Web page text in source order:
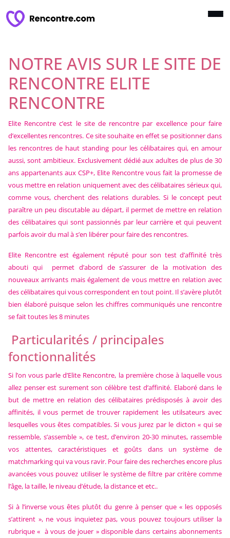
NOTRE AVIS SUR LE SITE DE
RENCONTRE ELITE
RENCONTRE
Elite Rencontre c’est le site de rencontre par excellence pour faire
d’excellentes rencontres. Ce site souhaite en effet se positionner dans
les rencontres de haut standing pour les célibataires qui, en amour
aussi, sont ambitieux. Exclusivement dédié aux adultes de plus de 30
ans appartenants aux CSP+, Elite Rencontre vous fait la promesse de
vous mettre en relation uniquement avec des célibataires sérieux qui,
comme vous, cherchent des relations durables. Si le concept peut
paraître un peu discutable au départ, il permet de mettre en relation
des célibataires qui sont passionnés par leur carrière et qui peuvent
parfois avoir du mal à s’en libérer pour faire des rencontres.
Elite Rencontre est également réputé pour son test d’affinité très
abouti qui permet d’abord de s’assurer de la motivation des
nouveaux arrivants mais également de vous mettre en relation avec
des célibataires qui vous correspondent en tout point. Il s’avère plutôt
bien élaboré puisque selon les chiffres communiqués une rencontre
se fait toutes les 8 minutes
/ principales
fonctionnalités
Si l’on vous parle d’Elite Rencontre, la première chose à laquelle vous
allez penser est surement son célèbre test d’affinité. Elaboré dans le
but de mettre en relation des célibataires prédisposés à avoir des
affinités, il vous permet de trouver rapidement les utilsateurs avec
lesquelles vous êtes compatibles. Si vous jurez par le dicton « qui se
ressemble, s’assemble », ce test, d’environ 20-30 minutes, rassemble
vos attentes, caractéristiques et goûts dans un système de
matchmarking qui va vous ravir. Pour faire des recherches encore plus
avancées vous pouvez utiliser le système de filtre par critère comme
l’âge, la taille, le niveau d’étude, la distance et etc..
Si à l’inverse vous êtes plutôt du genre à penser que « les opposés
s’attirent », ne vous inquietez pas, vous pouvez toujours utiliser la
rubrique « à vous de jouer » disponible dans certains abonnements